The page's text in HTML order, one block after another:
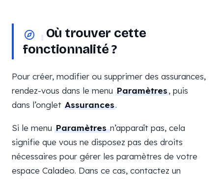
Où trouver cette
fonctionnalité ?
Pour créer, modifier ou supprimer des assurances,
rendez-vous dans le menu Paramètres, puis
dans l’onglet Assurances.
Si le menu Paramètresn’apparaît pas, cela
signifie que vous ne disposez pas des droits
nécessaires pour gérer les paramètres de votre
espace Caladeo. Dans ce cas, contactez un